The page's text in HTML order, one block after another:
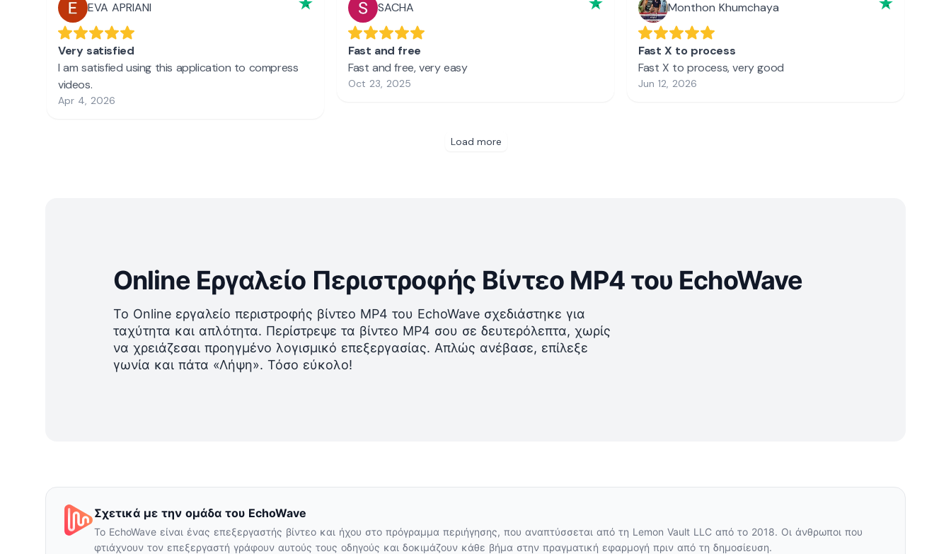
Online Εργαλείο Περιστροφής Βίντεο MP4 του EchoWave
Το Online εργαλείο περιστροφής βίντεο MP4 του EchoWave σχεδιάστηκε για
ταχύτητα και απλότητα. Περίστρεψε τα βίντεο MP4 σου σε δευτερόλεπτα, χωρίς
να χρειάζεσαι προηγμένο λογισμικό επεξεργασίας. Απλώς ανέβασε, επίλεξε
γωνία και πάτα «Λήψη». Τόσο εύκολο!
Σχετικά με την ομάδα του EchoWave
Το EchoWave είναι ένας επεξεργαστής βίντεο και ήχου στο πρόγραμμα περιήγησης, που αναπτύσσεται από τη Lemon Vault LLC από το 2018. Οι άνθρωποι που
φτιάχνουν τον επεξεργαστή γράφουν αυτούς τους οδηγούς και δοκιμάζουν κάθε βήμα στην πραγματική εφαρμογή πριν από τη δημοσίευση.